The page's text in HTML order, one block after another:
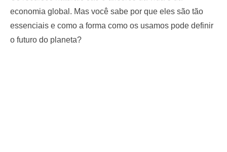
economia global. Mas você sabe por que eles são tão
essenciais e como a forma como os usamos pode definir
o futuro do planeta?